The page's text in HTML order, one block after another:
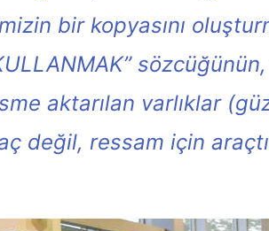
bir kopyasını
aktarılan varlıklar
değil, ressam için